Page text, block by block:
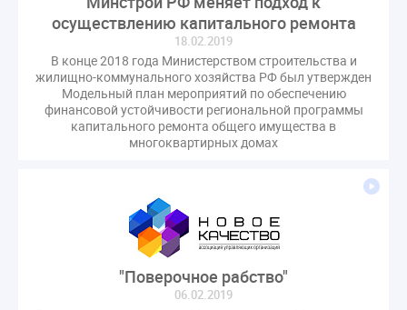
Пломба
Поручение Президента
Правительство диагностика
Праздники
РКЦ
Разъяснения
Регулирование Малахов
Резолюция
Рейтинг
Свидетельство о поверке
Собрание собственников
Соглашение о сотрудничестве
Статья
Судебная практика ЖКХ
арендатор
вентиляционные каналы
внеплановые проверки
выбор УК
гарантийная управляющая компания
осуществлению капитального ремонта
18.02.2019
В конце 2018 года Министерством строительства и
жилищно-коммунального хозяйства РФ был утвержден
Модельный план мероприятий по обеспечению
финансовой устойчивости региональной программы
капитального ремонта общего имущества в
многоквартирных домах
"Поверочное рабство"
06.02.2019